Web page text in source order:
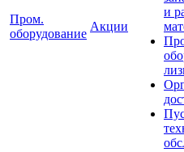
Пром.
оборудование
Акции
и